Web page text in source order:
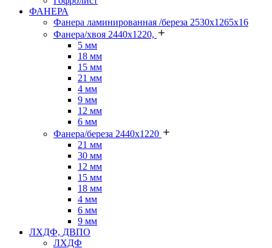
ФАНЕРА
Фанера ламинированная /береза 2530х1265х16
Фанера/хвоя 2440х1220,
5 мм
18 мм
15 мм
21 мм
4 мм
9 мм
12 мм
6 мм
Фанера/береза 2440х1220
21 мм
30 мм
12 мм
15 мм
18 мм
4 мм
6 мм
9 мм
ЛХДФ, ДВПО
ЛХДФ